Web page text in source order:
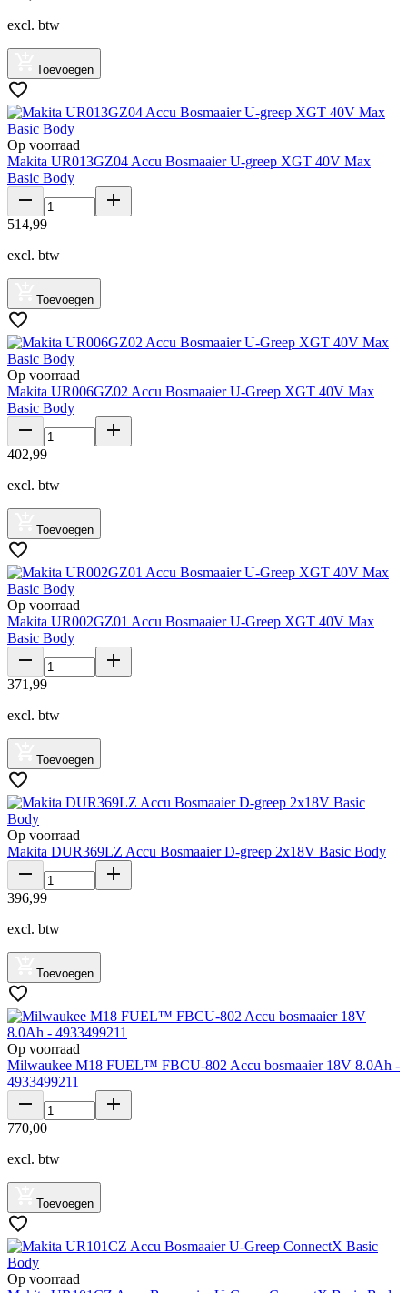
excl. btw
Toevoegen
Op voorraad
Makita UR013GZ04 Accu Bosmaaier U-greep XGT 40V Max
Basic Body
514,99
excl. btw
Toevoegen
Op voorraad
Makita UR006GZ02 Accu Bosmaaier U-Greep XGT 40V Max
Basic Body
402,99
excl. btw
Toevoegen
Op voorraad
Makita UR002GZ01 Accu Bosmaaier U-Greep XGT 40V Max
Basic Body
371 ,99
excl. btw
Toevoegen
Op voorraad
Makita DUR369LZ Accu Bosmaaier D-greep 2x18V Basic Body
396,99
excl. btw
Toevoegen
Op voorraad
Milwaukee M18 FUEL™ FBCU-802 Accu bosmaaier 18V 8.0Ah -
4933499211
770,00
excl. btw
Toevoegen
Op voorraad